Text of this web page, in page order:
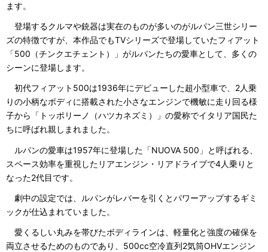
ます。
登場するクルマや銃器は実在のものが多いのがルパン三世シリー
ズの特徴ですが、本作品でもTVシリーズで登場していたフィアット
「500（チンクエチェント）」がルパンたちの愛車として、多くの
シーンに登場します。
初代フィアット500は1936年にデビューした超小型車で、2人乗
りの小柄なボディに搭載された小さなエンジンで機敏に走り回る様
子から「トッポリーノ（ハツカネズミ）」の愛称でイタリア国民た
ちに呼ばれ親しまれました。
ルパンの愛車は1957年に登場した「NUOVA 500」と呼ばれる、
スペース効率を重視したリアエンジン・リアドライブで4人乗りと
なった2代目です。
劇中の設定では、ルパンがレバーを引くとパワーアップするギミ
ックが仕込まれていました。
愛くるしい丸みを帯びたボディラインは、軽量化と強度の確保を
両立させるためのものであり、500cc空冷直列2気筒OHVエンジン